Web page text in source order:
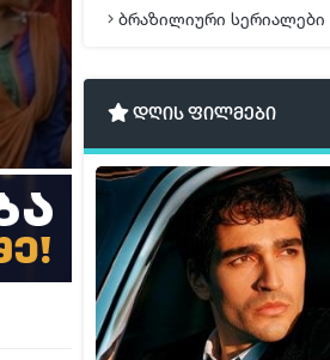
ბრაზილიური სერიალები
დღის ფილმები